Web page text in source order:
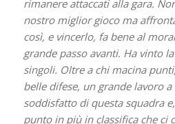
rimanere attaccati alla gara.
nostro miglior gioco ma
così, e vincerlo, fa bene al
grande passo avanti. Ha vinto
singoli. Oltre a chi macina
belle difese, un grande lavoro
soddisfatto di questa squadra
punto in più in classifica che ci